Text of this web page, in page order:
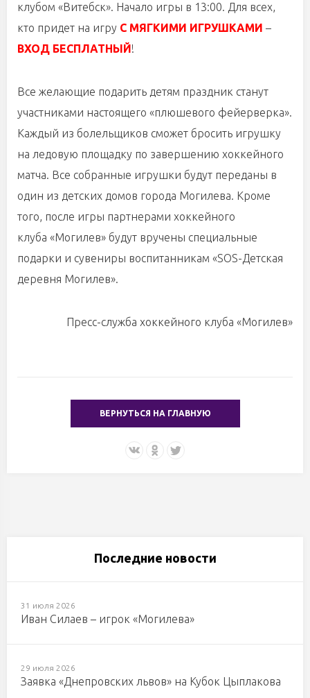
клубом «Витебск». Начало игры в 13:00. Для всех,
кто придет на игру С МЯГКИМИ ИГРУШКАМИ –
ВХОД БЕСПЛАТНЫЙ!
Все желающие подарить детям праздник станут
участниками настоящего «плюшевого фейерверка».
Каждый из болельщиков сможет бросить игрушку
на ледовую площадку по завершению хоккейного
матча. Все собранные игрушки будут переданы в
один из детских домов города Могилева. Кроме
того, после игры партнерами хоккейного
клуба «Могилев» будут вручены специальные
подарки и сувениры воспитанникам «SOS-Детская
деревня Могилев».
Пресс-служба хоккейного клуба «Могилев»
ВЕРНУТЬСЯ НА ГЛАВНУЮ
Последние новости
31 июля 2026
Иван Силаев – игрок «Могилева»
29 июля 2026
Заявка «Днепровских львов» на Кубок Цыплакова